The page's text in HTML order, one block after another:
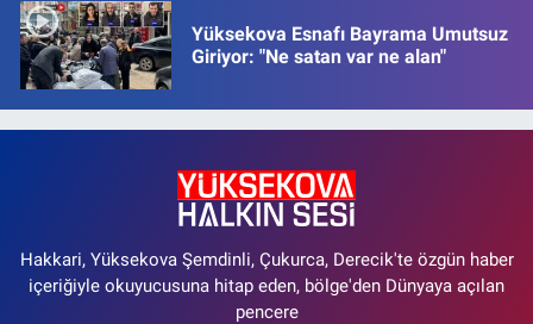
Yüksekova Esnafı Bayrama Umutsuz
Giriyor: "Ne satan var ne alan"
Hakkari, Yüksekova Şemdinli, Çukurca, Derecik'te özgün haber
içeriğiyle okuyucusuna hitap eden, bölge'den Dünyaya açılan
pencere